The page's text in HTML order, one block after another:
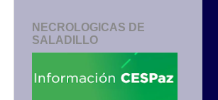
NECROLOGICAS DE
SALADILLO